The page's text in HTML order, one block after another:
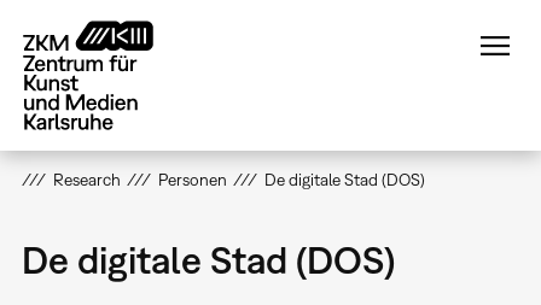
zum
Inhalt
Research Personen De digitale Stad (DOS)
De digitale Stad (DOS)